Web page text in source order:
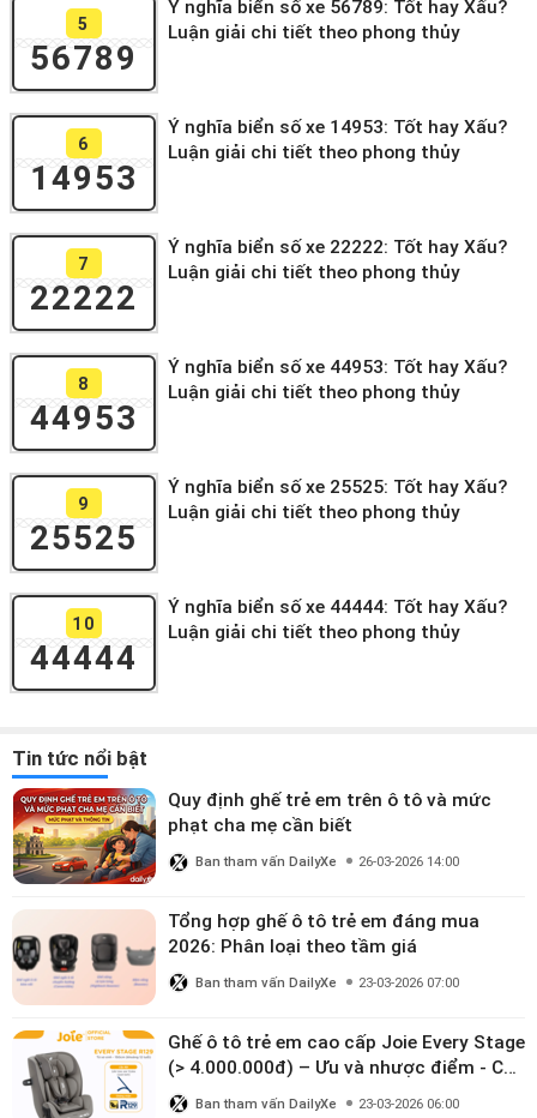
5
56789
Ý nghĩa biển số xe 56789: Tốt hay Xấu?
Luận giải chi tiết theo phong thủy
6
14953
Ý nghĩa biển số xe 14953: Tốt hay Xấu?
Luận giải chi tiết theo phong thủy
7
22222
Ý nghĩa biển số xe 22222: Tốt hay Xấu?
Luận giải chi tiết theo phong thủy
8
44953
Ý nghĩa biển số xe 44953: Tốt hay Xấu?
Luận giải chi tiết theo phong thủy
9
25525
Ý nghĩa biển số xe 25525: Tốt hay Xấu?
Luận giải chi tiết theo phong thủy
10
44444
Ý nghĩa biển số xe 44444: Tốt hay Xấu?
Luận giải chi tiết theo phong thủy
Tin tức nổi bật
Quy định ghế trẻ em trên ô tô và mức
phạt cha mẹ cần biết
Ban tham vấn DailyXe 26-03-2026 14:00
Tổng hợp ghế ô tô trẻ em đáng mua
2026: Phân loại theo tầm giá
Ban tham vấn DailyXe 23-03-2026 07:00
Ghế ô tô trẻ em cao cấp Joie Every Stage
(> 4.000.000đ) – Ưu và nhược điểm - Có
đáng đầu tư cho bé từ 0–12 tuổi?
Ban tham vấn DailyXe 23-03-2026 06:00